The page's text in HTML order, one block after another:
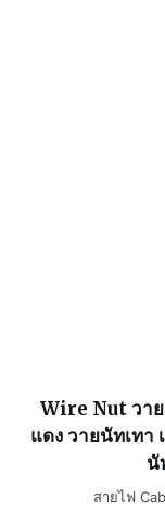
Wire Nut วา
แดง วายนัทเทา
นั
สายไฟ